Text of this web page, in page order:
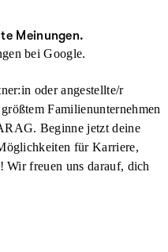
Meinungen.
bei Google.
oder angestellte/r
Familienunternehmen
Beginne jetzt deine
für Karriere,
freuen uns darauf, dich